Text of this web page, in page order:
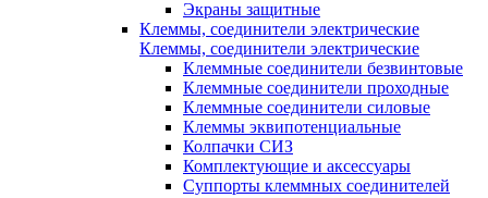
Экраны защитные
Клеммы, соединители электрические
Клеммы, соединители электрические
Клеммные соединители безвинтовые
Клеммные соединители проходные
Клеммные соединители силовые
Клеммы эквипотенциальные
Колпачки СИЗ
Комплектующие и аксессуары
Суппорты клеммных соединителей